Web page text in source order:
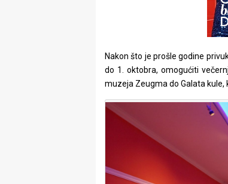
Nakon što je prošle godine
do 1. oktobra, omogućiti
muzeja Zeugma do Galata kule,